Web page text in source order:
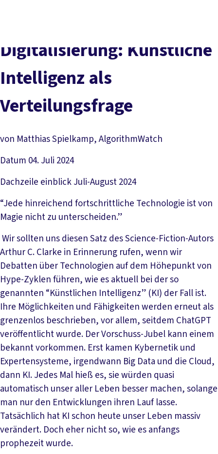
Service
Mitmachen Politik
Digitalisierung: Künstliche
Intelligenz als
Verteilungsfrage
von Matthias Spielkamp, AlgorithmWatch
Datum 04. Juli 2024
Dachzeile einblick Juli-August 2024
“Jede hinreichend fortschrittliche Technologie ist von
Magie nicht zu unterscheiden.”
Wir sollten uns diesen Satz des Science-Fiction-Autors
Arthur C. Clarke in Erinnerung rufen, wenn wir
Debatten über Technologien auf dem Höhepunkt von
Hype-Zyklen führen, wie es aktuell bei der so
genannten “Künstlichen Intelligenz” (KI) der Fall ist.
Ihre Möglichkeiten und Fähigkeiten werden erneut als
grenzenlos beschrieben, vor allem, seitdem ChatGPT
veröffentlicht wurde. Der Vorschuss-Jubel kann einem
bekannt vorkommen. Erst kamen Kybernetik und
Expertensysteme, irgendwann Big Data und die Cloud,
dann KI. Jedes Mal hieß es, sie würden quasi
automatisch unser aller Leben besser machen, solange
man nur den Entwicklungen ihren Lauf lasse.
Tatsächlich hat KI schon heute unser Leben massiv
verändert. Doch eher nicht so, wie es anfangs
prophezeit wurde.